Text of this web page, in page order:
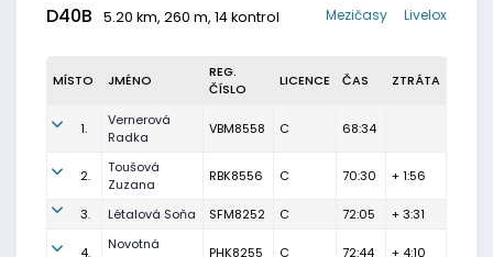
D40B 5.20 km, 260 m, 14 kontrol Livelox
Mezičasy
MÍSTO JMÉNO
REG.
ČÍSLO
LICENCE ČAS ZTRÁTA
1.
Vernerová
Radka
VBM8558 C 68:34
2.
Toušová
Zuzana
RBK8556 C 70:30 + 1:56
3. Létalová Soňa SFM8252 C 72:05 + 3:31
4.
Novotná
PHK8255 C 72:44 + 4:10